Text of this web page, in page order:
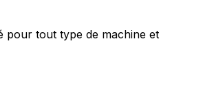
pour tout type de machine et